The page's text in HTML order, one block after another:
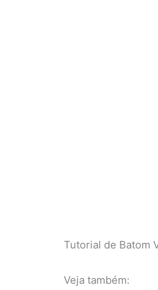
Tutorial de Batom
Veja também: